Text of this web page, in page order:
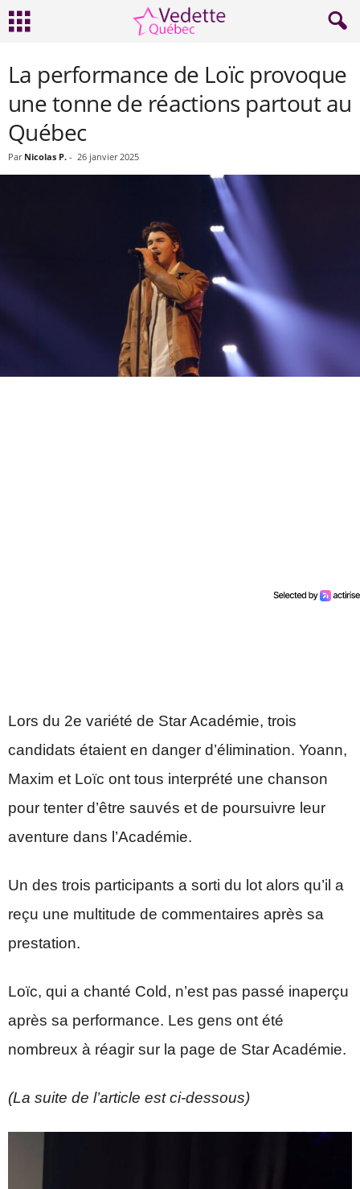
La performance de Loïc provoque
une tonne de réactions partout au
Québec
Par Nicolas P. - 26 janvier 2025
Lors du 2e variété de Star Académie, trois
candidats étaient en danger d’élimination. Yoann,
Maxim et Loïc ont tous interprété une chanson
pour tenter d’être sauvés et de poursuivre leur
aventure dans l’Académie.
Un des trois participants a sorti du lot alors qu’il a
reçu une multitude de commentaires après sa
prestation.
Loïc, qui a chanté Cold, n’est pas passé inaperçu
après sa performance. Les gens ont été
nombreux à réagir sur la page de Star Académie.
(La suite de l’article est ci-dessous)